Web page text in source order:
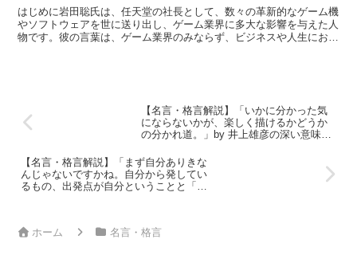
は我々が彼らにできないことをし
ないといけない。異質なものを提
案して価値を認めていただけるか
はじめに岩田聡氏は、任天堂の社長として、数々の革新的なゲーム機
やソフトウェアを世に送り出し、ゲーム業界に多大な影響を与えた人
物です。彼の言葉は、ゲーム業界のみならず、ビジネスや人生におけ
【名言・格言解説】「いかに分かった気
にならないかが、楽しく描けるかどうか
の分かれ道。」by 井上雄彦の深い意味と
【名言・格言解説】「まず自分ありきな
んじゃないですかね。自分から発してい
るもの、出発点が自分ということと「何
井上雄彦の深い意味と得られる教訓
ホーム 名言・格言